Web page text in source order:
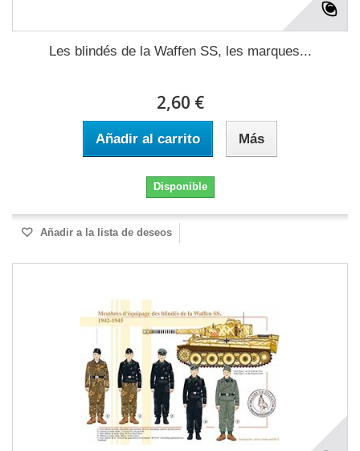
Les blindés de la Waffen SS, les marques...
2,60 €
Añadir al carrito Más
Disponible
Añadir a la lista de deseos